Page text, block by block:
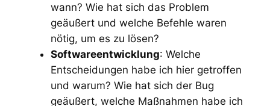
wann? Wie hat sich das Problem
geäußert und welche Befehle waren
nötig, um es zu lösen?
Softwareentwicklung: Welche
Entscheidungen habe ich hier getroffen
und warum? Wie hat sich der Bug
geäußert, welche Maßnahmen habe ich